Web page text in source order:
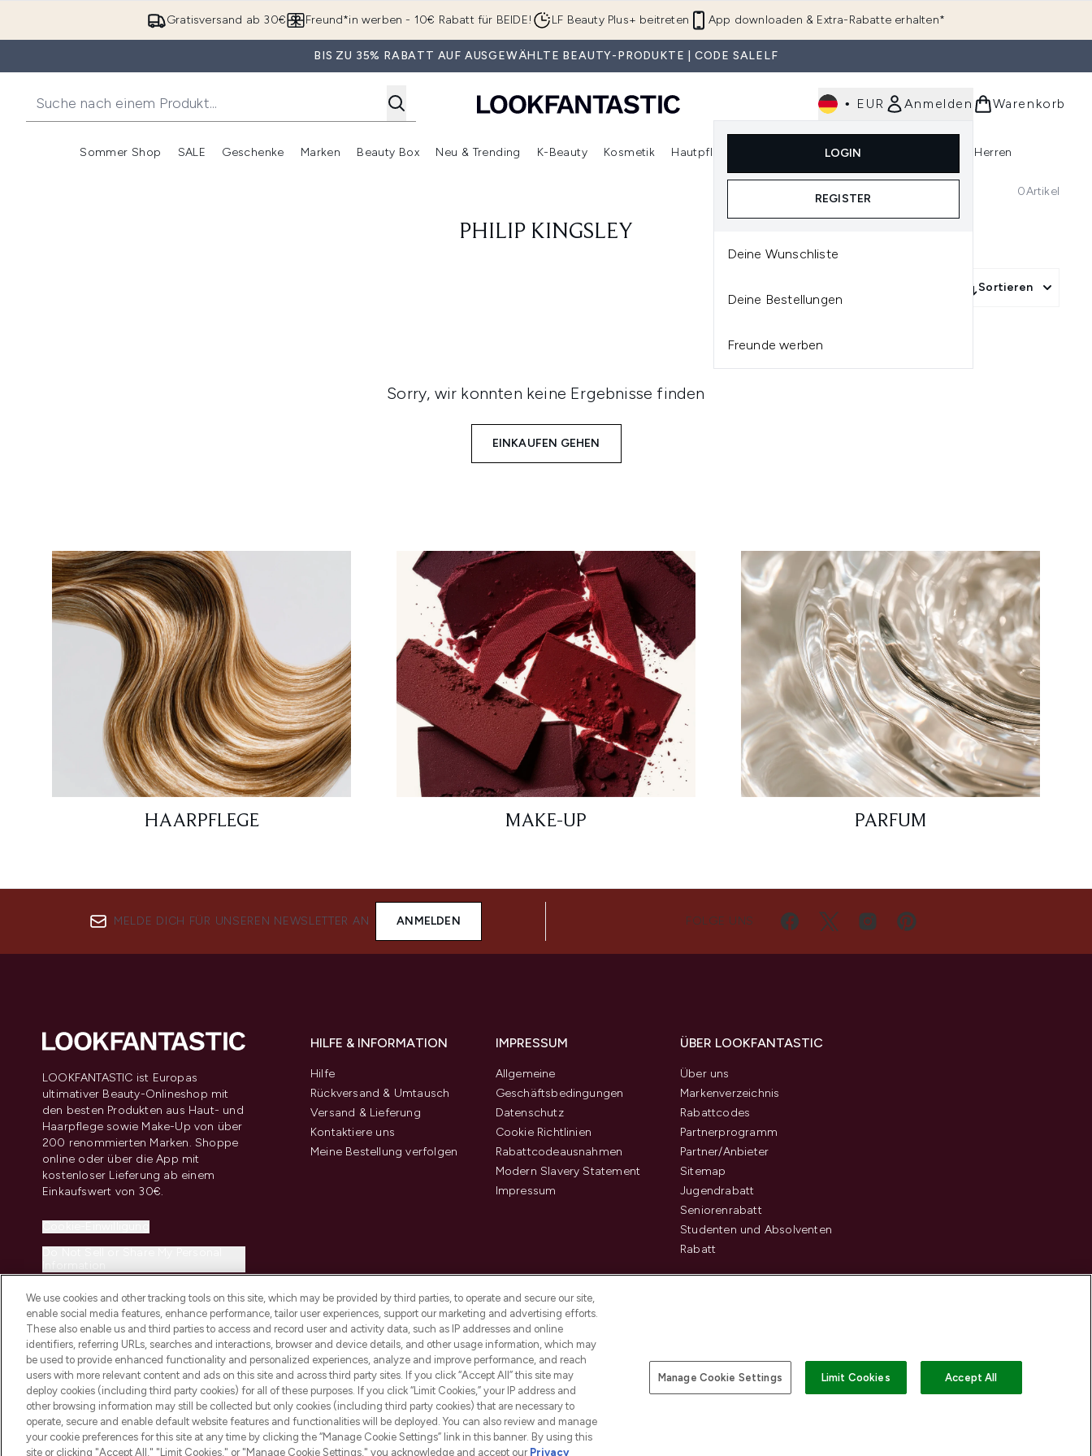
Zum Hauptinhalt springen
Gratisversand ab 30€ App downloaden & Extra-Rabatte erhalten*
Freund*in werben - 10€ Rabatt für BEIDE! LF Beauty Plus+ beitreten
BIS ZU 35% RABATT AUF AUSGEWÄHLTE BEAUTY-PRODUKTE | CODE SALELF
• EUR Anmelden
LOGIN
REGISTER
Deine Wunschliste
Deine Bestellungen
Freunde werben
Warenkorb
Sommer Shop
Untermenü Anmelden (Sommer Shop)
SALE
Untermenü Anmelden (SALE)
Geschenke
Untermenü Anmelden (Geschenke)
Marken
Untermenü Anmelden (Marken)
Beauty Box
Untermenü Anmelden (Beauty Box)
Neu & Trending
Untermenü Anmelden (Neu & Trending)
K-Beauty Kosmetik
Untermenü Anmelden (Kosmetik)
Hautpflege
Untermenü Anmelden (Haarpflege)
Parfum
Untermenü Anmelden (Parfum)
Herren
0Artikel
PHILIP KINGSLEY
Sortieren
Sorry, wir konnten keine Ergebnisse finden
EINKAUFEN GEHEN
HAARPFLEGE MAKE-UP PARFUM
MELDE DICH FÜR UNSEREN NEWSLETTER AN ANMELDEN FOLGE UNS
LOOKFANTASTIC ist Europas
ultimativer Beauty-Onlineshop mit
den besten Produkten aus Haut- und
Haarpflege sowie Make-Up von über
200 renommierten Marken. Shoppe
online oder über die App mit
kostenloser Lieferung ab einem
Einkaufswert von 30€.
HILFE & INFORMATION
Hilfe
Rückversand & Umtausch
Versand & Lieferung
Kontaktiere uns
Meine Bestellung verfolgen
IMPRESSUM
Allgemeine
Geschäftsbedingungen
Datenschutz
Cookie Richtlinien
Rabattcodeausnahmen
Modern Slavery Statement
Impressum
ÜBER LOOKFANTASTIC
Über uns
Markenverzeichnis
Rabattcodes
Partnerprogramm
Partner/Anbieter
Sitemap
Jugendrabatt
Seniorenrabatt
Studenten und Absolventen
Rabatt
2026 THG Beauty Europe GmbH Maximilianstrasse 54 80538 Munich Pay Securely With
We use cookies and other tracking tools on this site, which may be provided by third parties, to operate and secure our site,
enable social media features, enhance performance, tailor user experiences, support our marketing and advertising efforts.
These also enable us and third parties to access and record user and activity data, such as IP addresses and online
identifiers, referring URLs, searches and interactions, browser and device details, and other usage information, which may
be used to provide enhanced functionality and personalized experiences, analyze and improve performance, and reach
users with more relevant content and ads on this site and across third party sites. If you click “Accept All” this site may
deploy cookies (including third party cookies) for all of these purposes. If you click “Limit Cookies,” your IP address and
other browsing information may still be collected but only cookies (including third party cookies) that are necessary to
operate, secure and enable default website features and functionalities will be deployed. You can also review and manage
your cookie preferences for this site at any time by clicking the “Manage Cookie Settings” link in this banner. By using this
site or clicking "Accept All," "Limit Cookies," or "Manage Cookie Settings," you acknowledge and accept our Privacy
Manage Cookie Settings Limit Cookies Accept All